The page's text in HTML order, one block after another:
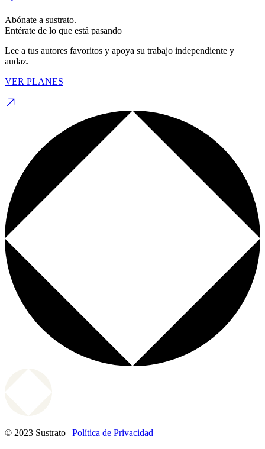
Abónate a sustrato.
Entérate de lo que está pasando
Lee a tus autores favoritos y apoya su trabajo independiente y
audaz.
VER PLANES
© 2023 Sustrato | Política de Privacidad